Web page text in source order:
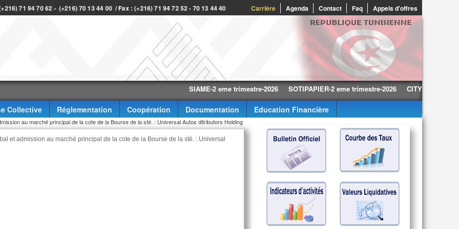
Carrière Agenda Contact Faq Appels d'offres
71 94 70 62 - (+216) 70 13 44 00 / Fax : (+216) 71 94 72 52 - 70 13 44 40
SIAME-2 eme trimestre-2026 SOTIPAPIER-2 eme trimestre-2026 CITY CARS-2 eme
Collective Réglementation Coopération Documentation Education Financière
au marché principal de la cote de la Bourse de la sté. : Universal Autos ditributors Holding
et admission au marché principal de la cote de la Bourse de la sté. : Universal